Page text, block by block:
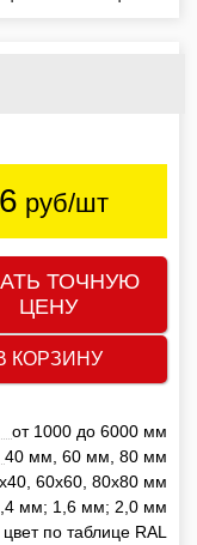
руб/шт
ТОЧНУЮ
ЦЕНУ
КОРЗИНУ
от 1000 до 6000 мм
40 мм, 60 мм, 80 мм
60х60, 80х80 мм
мм; 1,6 мм; 2,0 мм
по таблице RAL